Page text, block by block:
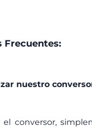
Frecuentes:
nuestro
el conversor,